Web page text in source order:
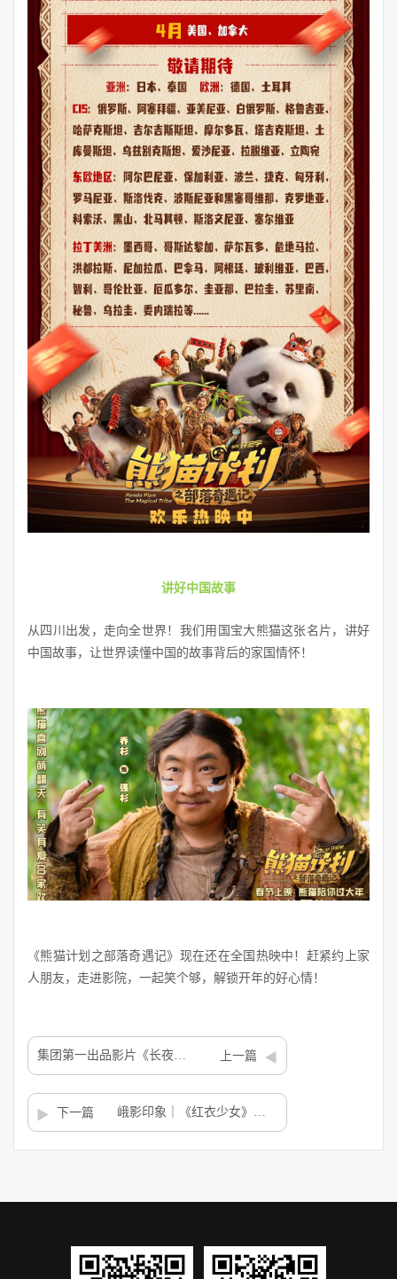
讲好中国故事
从四川出发，走向全世界！我们用国宝大熊猫这张名片，讲好
中国故事，让世界读懂中国的故事背后的家国情怀！
《熊猫计划之部落奇遇记》现在还在全国热映中！赶紧约上家
人朋友，走进影院，一起笑个够，解锁开年的好心情！
集团第一出品影片《长夜将尽》入围波尔图国际奇幻电影节双竞赛单元 上一篇
下一篇 峨影印象｜《红衣少女》：不被规训的勇气，从未褪色